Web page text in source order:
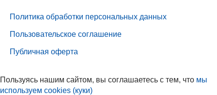
Политика обработки персональных данных
Пользовательское соглашение
Публичная оферта
Пользуясь нашим сайтом, вы соглашаетесь с тем, что мы
используем cookies (куки)